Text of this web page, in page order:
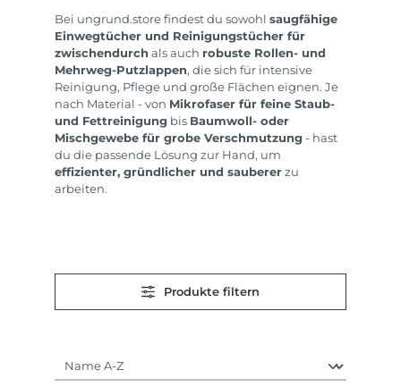
Bei ungrund.store findest du sowohl saugfähige
Einwegtücher und Reinigungstücher für
zwischendurch als auch robuste Rollen- und
Mehrweg-Putzlappen, die sich für intensive
Reinigung, Pflege und große Flächen eignen. Je
nach Material - von Mikrofaser für feine Staub-
und Fettreinigung bis Baumwoll- oder
Mischgewebe für grobe Verschmutzung - hast
du die passende Lösung zur Hand, um
effizienter, gründlicher und sauberer zu
arbeiten.
Produkte filtern